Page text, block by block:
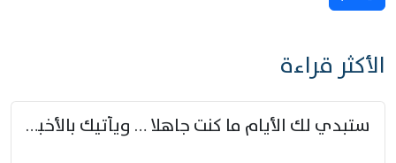
الأكثر قراءة
ستبدي لك الأيام ما كنت جاهلا … ويأتيك بالأخبار من لم تزوّد